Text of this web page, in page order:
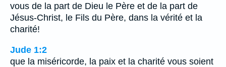
vous de la part de Dieu le Père et de la part de
Jésus-Christ, le Fils du Père, dans la vérité et la
charité!
Jude 1:2
que la miséricorde, la paix et la charité vous soient